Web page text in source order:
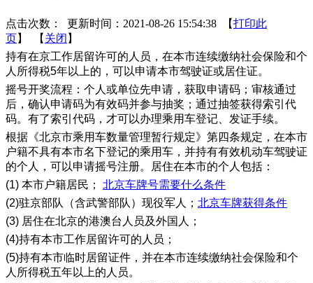
点击次数： 更新时间：2021-08-26 15:54:38 【打印此
页】 【 关闭 】
持有在京工作居留许可的人员，在本市连续缴纳社会保险和个
人所得税5年以上的，可以申请本市驾驶证或居住证。
摇号开奖流程：个人或单位先申请，获取申请码；审核通过
后，确认申请码为有效码并参与抽奖；通过抽签获得索引代
码。有了索引代码，才可以办理乘用车登记、发证手续。
根据《北京市乘用车数量管理暂行规定》第四条规定，在本市
户籍不具有本市名下登记的乘用车，并持有有效机动车驾驶证
的个人，可以申请摇号注册。居住在本市的个人包括：
(1) 本市户籍居民； 北京车牌号需要什么条件
(2)驻京部队（含武警部队）现役军人； 北京车牌获得条件
(3) 居住在北京的港澳台人员及外国人；
(4)持有本市工作居留许可的人员；
(5)持有本市临时居留证件，并在本市连续缴纳社会保险和个
人所得税五年以上的人员。